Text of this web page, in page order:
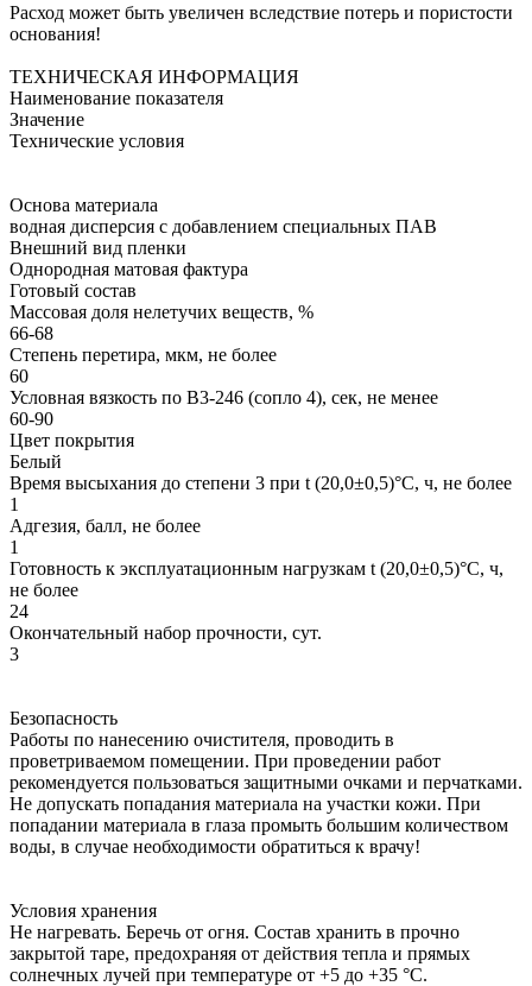
Расход может быть увеличен вследствие потерь и пористости
основания!
ТЕХНИЧЕСКАЯ ИНФОРМАЦИЯ
Наименование показателя
Значение
Технические условия
Основа материала
водная дисперсия с добавлением специальных ПАВ
Внешний вид пленки
Однородная матовая фактура
Готовый состав
Массовая доля нелетучих веществ, %
66-68
Степень перетира, мкм, не более
60
Условная вязкость по В3-246 (сопло 4), сек, не менее
60-90
Цвет покрытия
Белый
Время высыхания до степени 3 при t (20,0±0,5)°С, ч, не более
1
Адгезия, балл, не более
1
Готовность к эксплуатационным нагрузкам t (20,0±0,5)°С, ч,
не более
24
Окончательный набор прочности, сут.
3
Безопасность
Работы по нанесению очистителя, проводить в
проветриваемом помещении. При проведении работ
рекомендуется пользоваться защитными очками и перчатками.
Не допускать попадания материала на участки кожи. При
попадании материала в глаза промыть большим количеством
воды, в случае необходимости обратиться к врачу!
Условия хранения
Не нагревать. Беречь от огня. Состав хранить в прочно
закрытой таре, предохраняя от действия тепла и прямых
солнечных лучей при температуре от +5 до +35 °С.